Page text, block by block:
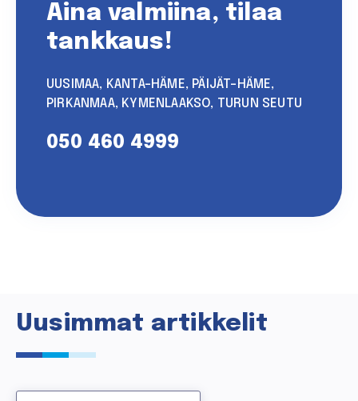
Aina valmiina, tilaa
tankkaus!
UUSIMAA, KANTA-HÄME, PÄIJÄT-HÄME,
PIRKANMAA, KYMENLAAKSO, TURUN SEUTU
050 460 4999
Uusimmat artikkelit